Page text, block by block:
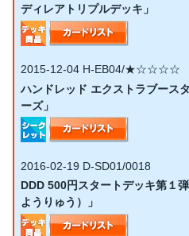
ディレアトリプルデッキ」
2015-12-04 H-EB04/★☆☆☆☆
ハンドレッド エクストラブース
ーズ」
2016-02-19 D-SD01/0018
DDD 500円スタートデッキ第１
ようりゅう）」